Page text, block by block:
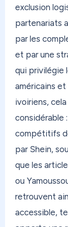
Polynésie,
12,40€
avec des
Et si vous
proche —
l'envie de
dépose
avancer un
DOM, vous
rapide,
selon vos
exclusion
partenariats
par les
et par une
qui privilégie
américains et
ivoiriens,
considérable
compétitifs
par Shein,
que les
ou
retrouvent
accessible,